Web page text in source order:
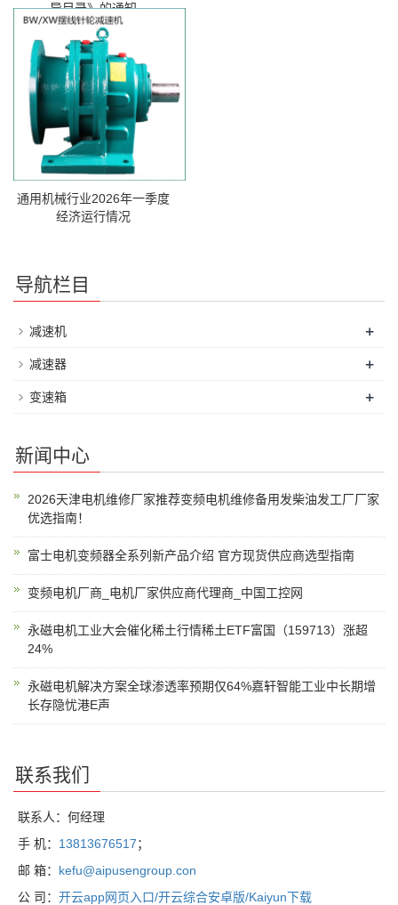
导目录》的通知
通用机械行业2026年一季度
经济运行情况
导航栏目
减速机 +
减速器 +
变速箱 +
新闻中心
2026天津电机维修厂家推荐变频电机维修备用发柴油发工厂厂家
优选指南！
富士电机变频器全系列新产品介绍 官方现货供应商选型指南
变频电机厂商_电机厂家供应商代理商_中国工控网
永磁电机工业大会催化稀土行情稀土ETF富国（159713）涨超
24%
永磁电机解决方案全球渗透率预期仅64%嘉轩智能工业中长期增
长存隐忧港E声
联系我们
联系人：何经理
手 机： 13813676517；
邮 箱： kefu@aipusengroup.con
公 司： 开云app网页入口/开云综合安卓版/Kaiyun下载